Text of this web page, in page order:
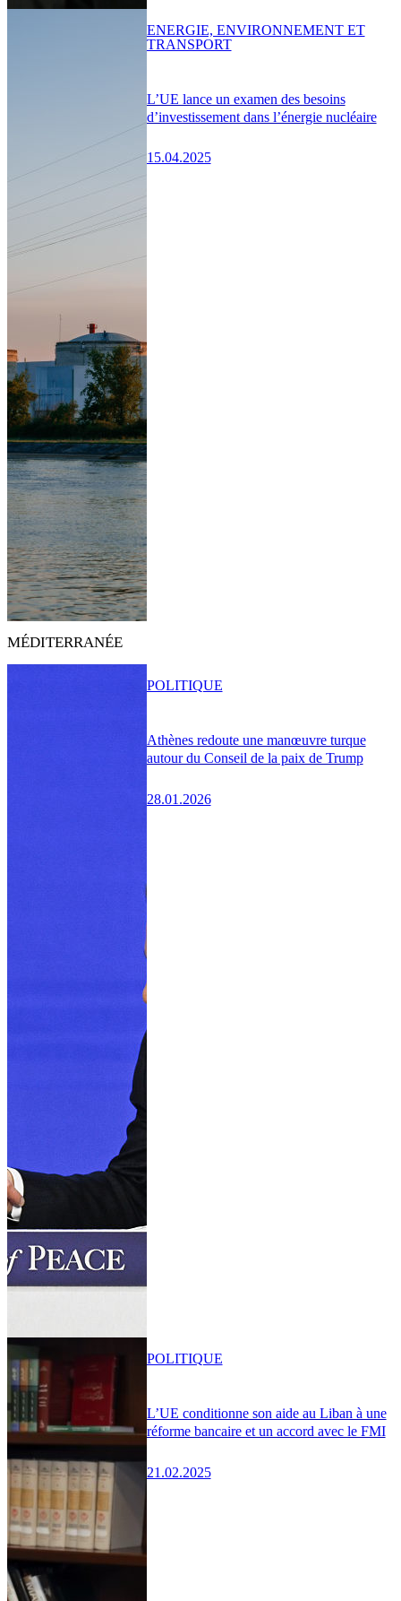
L’UE lance un examen des besoins
d’investissement dans l’énergie nucléaire
15.04.2025
ENERGIE, ENVIRONNEMENT ET
TRANSPORT
MÉDITERRANÉE
Athènes redoute une manœuvre turque
autour du Conseil de la paix de Trump
28.01.2026
POLITIQUE
L’UE conditionne son aide au Liban à une
réforme bancaire et un accord avec le FMI
21.02.2025
POLITIQUE